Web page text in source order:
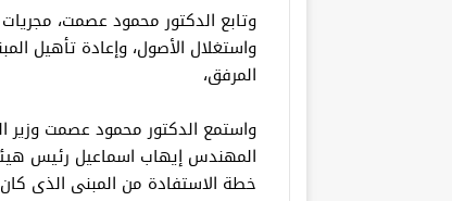
وتابع الدكتور محمود عصمت،
واستغلال الأصول، وإعادة تأهيل
المرفق،
واستمع الدكتور محمود عصمت وزير
المهندس إيهاب اسماعيل رئيس
خطة الاستفادة من المبنى الذى